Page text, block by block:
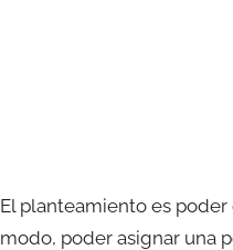
s
El planteamiento es
modo, poder asignar una